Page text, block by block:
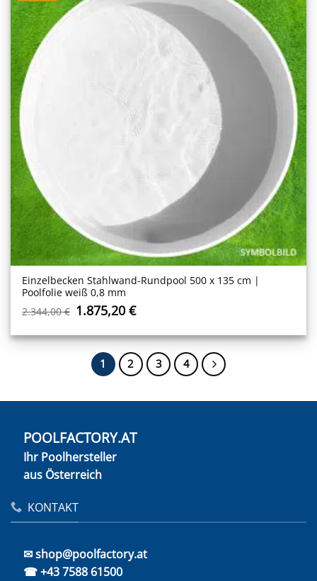
Einzelbecken Stahl­wand-Rundpool 500 x 135 cm |
Poolfolie weiß 0,8 mm
2.344,00€ Ursprünglicher
war:
2.344,00 €
1.875,20€Aktueller
ist:
1.875,20 €.
1 2 3 4
POOLFACTORY.AT
Ihr Poolhersteller
aus Österreich
KONTAKT
✉ shop@poolfactory.at
☎ +43 7588 61500